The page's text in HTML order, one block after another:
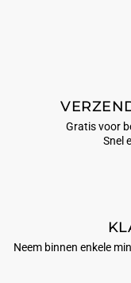
Gratis voor
Snel
Neem binnen enkele